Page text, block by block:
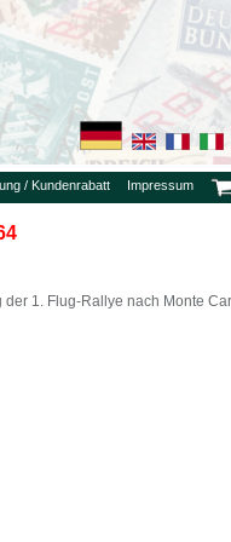
/ Kundenrabatt Impressum
der 1. Flug-Rallye nach Monte